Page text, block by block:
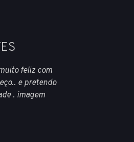
feliz com
e pretendo
. imagem